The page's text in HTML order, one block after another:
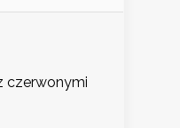
czerwonymi